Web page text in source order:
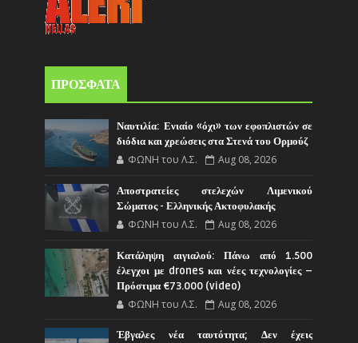
ΠΡΟΣΦΑΤΑ
Ναυτιλία: Ενιαίο «όχι» των εφοπλιστών σε
διόδια και χρεώσεις στα Στενά του Ορμούζ
ΦΩΝΗ του Λ.Σ. Aug 08, 2026
Αποστρατείες στελεχών Λιμενικού
Σώματος - Ελληνικής Ακτοφυλακής
ΦΩΝΗ του Λ.Σ. Aug 08, 2026
Κατάληψη αιγιαλού: Πάνω από 1.500
έλεγχοι με drones και νέες τεχνολογίες –
Πρόστιμα €73.000 (video)
ΦΩΝΗ του Λ.Σ. Aug 08, 2026
Έβγαλες νέα ταυτότητα; Δεν έχεις